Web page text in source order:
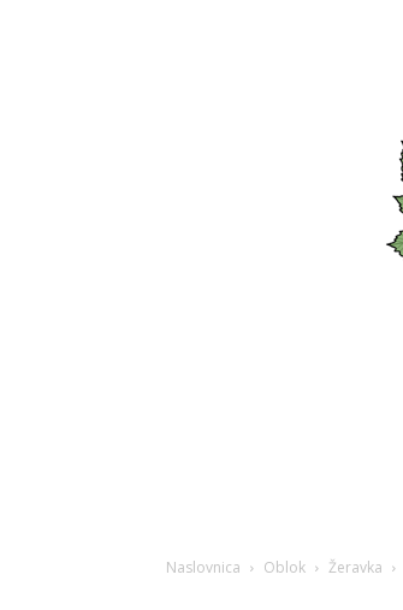
Naslovnica Oblok Žeravka